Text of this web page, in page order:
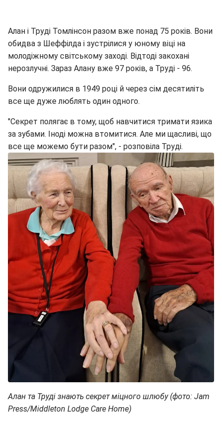
Алан і Труді Томлінсон разом вже понад 75 років. Вони
обидва з Шеффілда і зустрілися у юному віці на
молодіжному світському заході. Відтоді закохані
нерозлучні. Зараз Алану вже 97 років, а Труді - 96.
Вони одружилися в 1949 році й через сім десятиліть
все ще дуже люблять один одного.
"Секрет полягає в тому, щоб навчитися тримати язика
за зубами. Іноді можна втомитися. Але ми щасливі, що
все ще можемо бути разом", - розповіла Труді.
Алан та Труді знають секрет міцного шлюбу (фото: Jam
Press/Middleton Lodge Care Home)